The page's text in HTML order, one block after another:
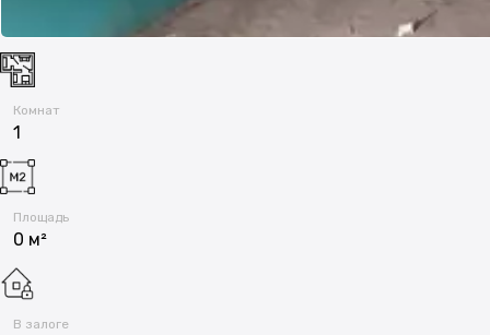
Комнат
1
Площадь
0 м²
В залоге